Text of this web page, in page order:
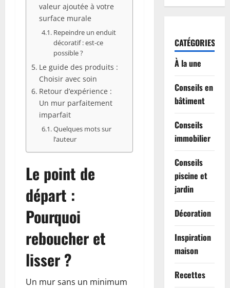
valeur ajoutée à votre
surface murale
Repeindre un enduit
décoratif : est-ce
possible ?
Le guide des produits :
Choisir avec soin
Retour d’expérience :
Un mur parfaitement
imparfait
Quelques mots sur
l’auteur
Le point de
départ :
Pourquoi
reboucher et
lisser ?
Un mur sans un minimum
CATÉGORIES
À la une
Conseils en
bâtiment
Conseils
immobilier
Conseils
piscine et
jardin
Décoration
Inspiration
maison
Recettes